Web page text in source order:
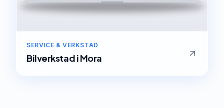
SERVICE & VERKSTAD
BilverkstadiMora